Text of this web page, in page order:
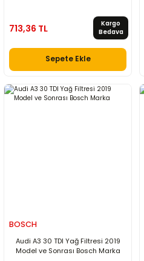
713,36 TL
Kargo
Bedava
Sepete Ekle
BOSCH
Audi A3 30 TDI Yağ Filtresi 2019
Model ve Sonrası Bosch Marka